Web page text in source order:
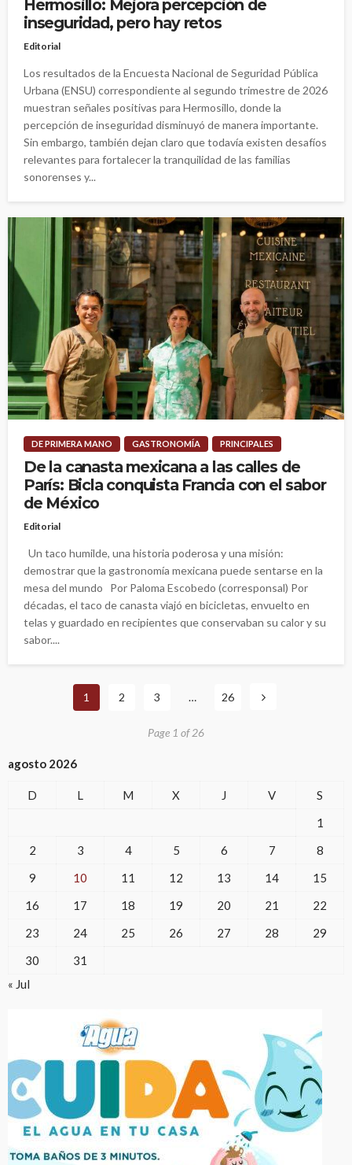
Hermosillo: Mejora percepción de
inseguridad, pero hay retos
Editorial
Los resultados de la Encuesta Nacional de Seguridad Pública
Urbana (ENSU) correspondiente al segundo trimestre de 2026
muestran señales positivas para Hermosillo, donde la
percepción de inseguridad disminuyó de manera importante.
Sin embargo, también dejan claro que todavía existen desafíos
relevantes para fortalecer la tranquilidad de las familias
sonorenses y...
DE PRIMERA MANO GASTRONOMÍA PRINCIPALES
De la canasta mexicana a las calles de
París: Bicla conquista Francia con el sabor
de México
Editorial
Un taco humilde, una historia poderosa y una misión:
demostrar que la gastronomía mexicana puede sentarse en la
mesa del mundo Por Paloma Escobedo (corresponsal) Por
décadas, el taco de canasta viajó en bicicletas, envuelto en
telas y guardado en recipientes que conservaban su calor y su
sabor....
1 2 3 … 26
Page 1 of 26
agosto 2026
D L M X J V
S
1
2
3 4 5 6 7
8
9
10 11 12 13 14
15
16
17 18 19 20 21
22
23
24 25 26 27 28
29
30
31
« Jul